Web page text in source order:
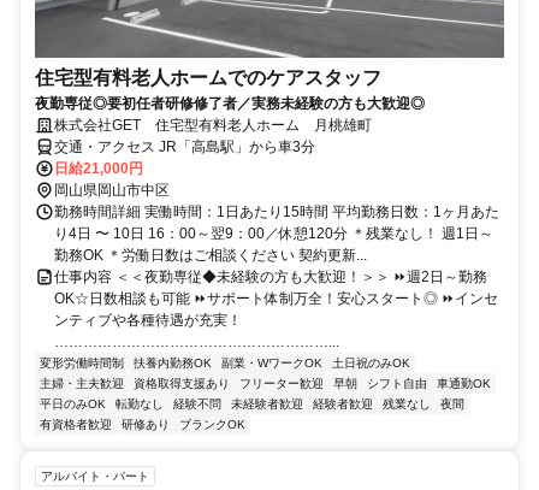
住宅型有料老人ホームでのケアスタッフ
夜勤専従◎要初任者研修修了者／実務未経験の方も大歓迎◎
株式会社GET 住宅型有料老人ホーム 月桃雄町
交通・アクセス JR「高島駅」から車3分
日給21,000円
岡山県岡山市中区
勤務時間詳細 実働時間：1日あたり15時間 平均勤務日数：1ヶ月あた
り4日 〜 10日 16：00～翌9：00／休憩120分 ＊残業なし！ 週1日～
勤務OK ＊労働日数はご相談ください 契約更新...
仕事内容 ＜＜夜勤専従◆未経験の方も大歓迎！＞＞ ⏩週2日～勤務
OK☆日数相談も可能 ⏩サポート体制万全！安心スタート◎ ⏩インセ
ンティブや各種待遇が充実！
…………………………………………………...
変形労働時間制 扶養内勤務OK 副業・WワークOK
土日祝のみOK
主婦・主夫歓迎
資格取得支援あり フリーター歓迎 早朝 シフト自由
車通勤OK
平日のみOK
転勤なし 経験不問 未経験者歓迎 経験者歓迎 残業なし
夜間
有資格者歓迎
研修あり ブランクOK
アルバイト・パート